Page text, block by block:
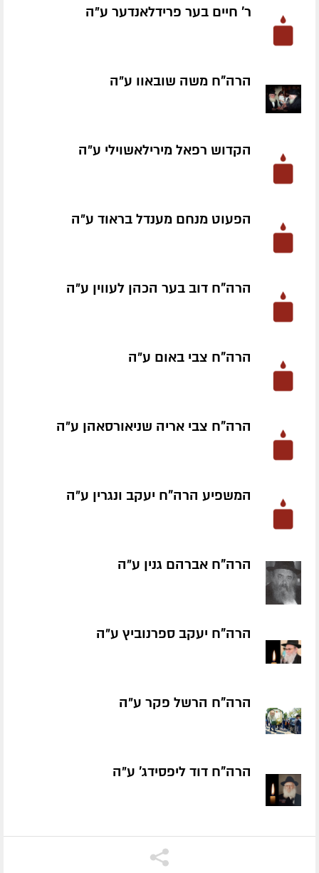
ר' חיים בער פרידלאנדער ע״ה
הרה"ח משה שובאוו ע״ה
הקדוש רפאל מירילאשוילי ע״ה
הפעוט מנחם מענדל בראוד ע״ה
הרה"ח דוב בער הכהן לעווין ע״ה
הרה"ח צבי באום ע״ה
הרה"ח צבי אריה שניאורסאהן ע״ה
המשפיע הרה"ח יעקב ונגרין ע״ה
הרה"ח אברהם גנין ע״ה
הרה"ח יעקב ספרנוביץ ע״ה
הרה"ח הרשל פקר ע״ה
הרה"ח דוד ליפסידג' ע״ה